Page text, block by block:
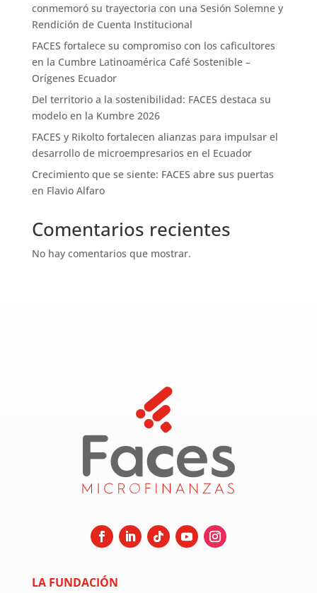
conmemoró su trayectoria con una Sesión Solemne y
Rendición de Cuenta Institucional
FACES fortalece su compromiso con los caficultores
en la Cumbre Latinoamérica Café Sostenible –
Orígenes Ecuador
Del territorio a la sostenibilidad: FACES destaca su
modelo en la Kumbre 2026
FACES y Rikolto fortalecen alianzas para impulsar el
desarrollo de microempresarios en el Ecuador
Crecimiento que se siente: FACES abre sus puertas
en Flavio Alfaro
Comentarios recientes
No hay comentarios que mostrar.
LA FUNDACIÓN